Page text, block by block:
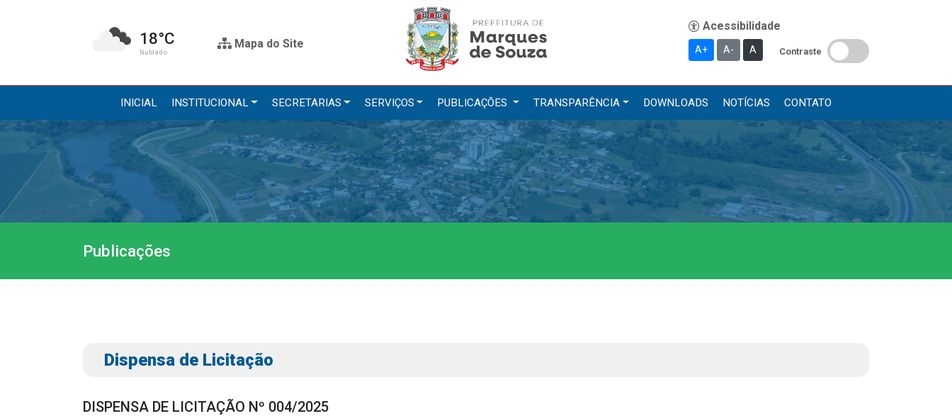
18°C
Nublado
Mapa do Site A+ A- A Contraste
INICIAL INSTITUCIONAL SECRETARIAS SERVIÇOS PUBLICAÇÕES TRANSPARÊNCIA DOWNLOADS NOTÍCIAS CONTATO
Institucional
A Prefeitura
Gabinete do Prefeito
História do Município
Secretarias
Administração
Agricultura e Meio Ambiente
Serviços
IPTU 2026
Nota Fiscal Eletrônica
Publicações
Diário Oficial (Novo)
Diário Oficial (Até 30/04)
Publicações
Dispensa de Licitação
DISPENSA DE LICITAÇÃO Nº 004/2025